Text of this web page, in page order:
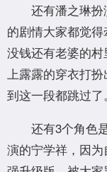
还有潘之琳
的剧情大家都觉
没钱还有老婆的
上露露的穿衣打
到这一段都跳过了。
还有3个角色
演的宁学祥，因